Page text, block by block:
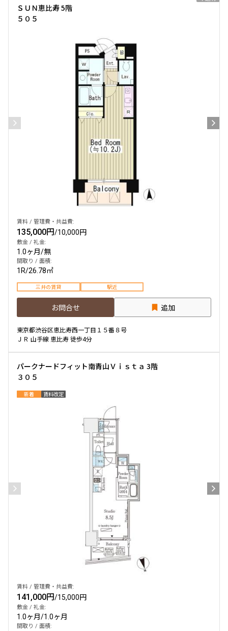
ＳＵＮ恵比寿 5階
５０５
賃料 / 管理費・共益費:
135,000円/10,000円
敷金 / 礼金:
1.0ヶ月/無
間取り / 面積:
1R/26.78㎡
三井の賃貸 駅近
お問合せ 追加
東京都渋谷区恵比寿西一丁目１５番８号
ＪＲ 山手線 恵比寿 徒歩4分
パークナードフィット南青山Ｖｉｓｔａ 3階
３０５
新着 賃料改定
賃料 / 管理費・共益費:
141,000円/15,000円
敷金 / 礼金:
1.0ヶ月/1.0ヶ月
間取り / 面積: